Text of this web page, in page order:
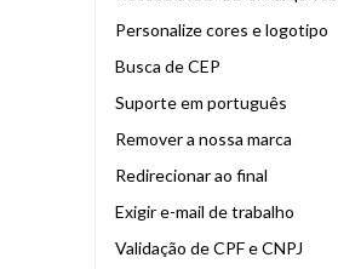
Personalize cores e logotipo
Busca de CEP
Suporte em português
Remover a nossa marca
Redirecionar ao final
Exigir e-mail de trabalho
Validação de CPF e CNPJ